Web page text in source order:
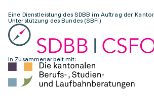
Eine Dienstleistung des SDBB im Auftrag der
Unterstützung des Bundes (SBFI)
In Zusammenarbeit mit: